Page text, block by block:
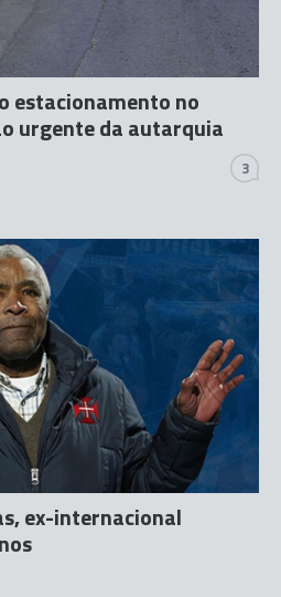
estacionamento no
urgente da autarquia
3
ex-internacional